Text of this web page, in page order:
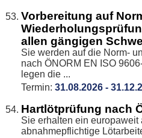
Vorbereitung auf
allen gängigen
Sie werden auf die Norm-
nach ÖNORM EN ISO
legen die ...
Termin: 31.08.2026 -
Hartlötprüfung nach
Sie erhalten ein europaweit
abnahmepflichtige